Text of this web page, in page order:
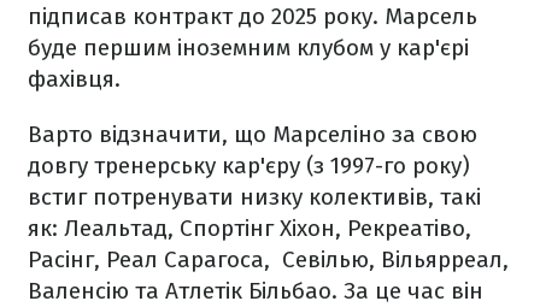
підписав контракт до 2025 року. Марсель
буде першим іноземним клубом у кар'єрі
фахівця.
Варто відзначити, що Марселіно за свою
довгу тренерську кар'єру (з 1997-го року)
встиг потренувати низку колективів, такі
як: Леальтад, Спортінг Хіхон, Рекреатіво,
Расінг, Реал Сарагоса, Севілью, Вільярреал,
Валенсію та Атлетік Більбао. За це час він